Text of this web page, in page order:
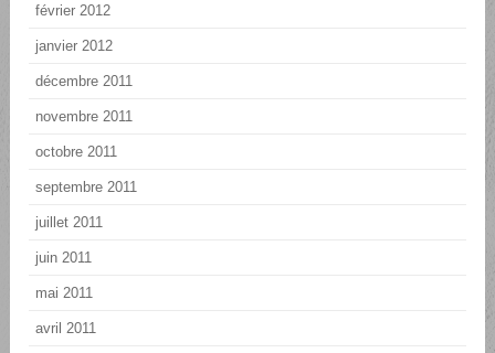
février 2012
janvier 2012
décembre 2011
novembre 2011
octobre 2011
septembre 2011
juillet 2011
juin 2011
mai 2011
avril 2011